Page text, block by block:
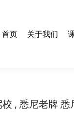
首页 关于我们
, 悉尼老牌 悉